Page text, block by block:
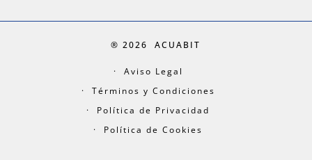
® 2026ACUABIT
Aviso Legal
Términos y Condiciones
Política de Privacidad
Política de Cookies